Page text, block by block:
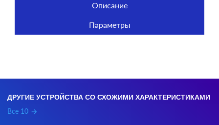
Описание
Параметры
ДРУГИЕ УСТРОЙСТВА СО СХОЖИМИ ХАРАКТЕРИСТИКАМИ
Все 10 arrow_forward